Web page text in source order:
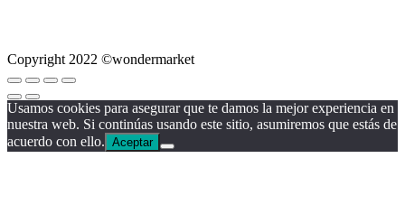
Copyright 2022 ©wondermarket
Usamos cookies para asegurar que te damos la mejor experiencia en
nuestra web. Si continúas usando este sitio, asumiremos que estás de
acuerdo con ello. Aceptar